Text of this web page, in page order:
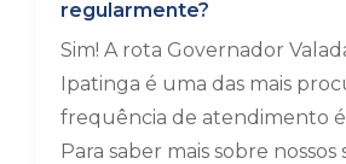
regularmente?
Sim! A rota Governador
Ipatinga é uma das mais
frequência de atendimento
Para saber mais sobre nossos